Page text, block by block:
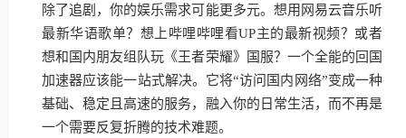
除了追剧，你的娱乐需求可能更多元。想用网易云音乐听
最新华语歌单？想上哔哩哔哩看UP主的最新视频？或者
想和国内朋友组队玩《王者荣耀》国服？一个全能的回国
加速器应该能一站式解决。它将“访问国内网络”变成一种
基础、稳定且高速的服务，融入你的日常生活，而不再是
一个需要反复折腾的技术难题。